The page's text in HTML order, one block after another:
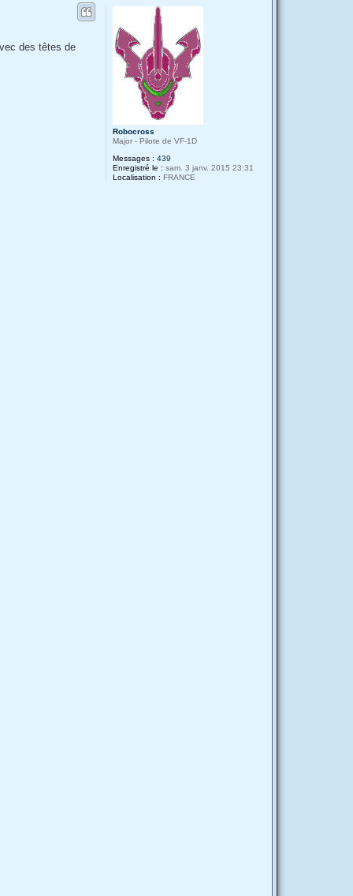
R
a
t
a
t
a
r
s
e
Robocross
Major - Pilote de VF-1D
Messages : 439
Enregistré le : sam. 3 janv. 2015 23:31
Localisation : FRANCE
des têtes de